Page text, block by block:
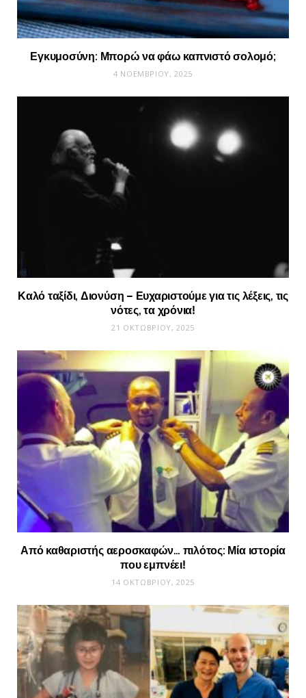
Εγκυμοσύνη: Μπορώ να φάω καπνιστό σολομό;
4 ΝΟΕΜΒΡΊΟΥ, 2025
Καλό ταξίδι, Διονύση – Ευχαριστούμε για τις λέξεις, τις
νότες, τα χρόνια!
21 ΟΚΤΩΒΡΊΟΥ, 2025
Από καθαριστής αεροσκαφών… πιλότος: Μία ιστορία
που εμπνέει!
14 ΟΚΤΩΒΡΊΟΥ, 2025